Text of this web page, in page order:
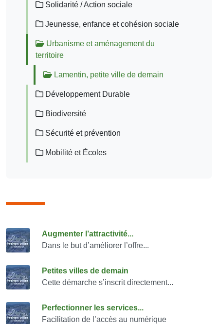
Solidarité / Action sociale
Jeunesse, enfance et cohésion sociale
Urbanisme et aménagement du
territoire
Lamentin, petite ville de demain
Développement Durable
Biodiversité
Sécurité et prévention
Mobilité et Écoles
Consulter également
Augmenter l’attractivité...
Dans le but d’améliorer l’offre...
Petites villes de demain
Cette démarche s’inscrit directement...
Perfectionner les services...
Facilitation de l’accès au numérique